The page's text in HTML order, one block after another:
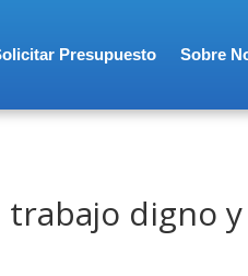
Presupuesto Sobre
digno